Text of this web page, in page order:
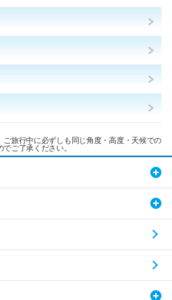
旅行中に必ずしも同じ角度・高度・天候での
ご了承ください。